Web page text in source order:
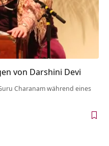
von Darshini Devi
Charanam während eines